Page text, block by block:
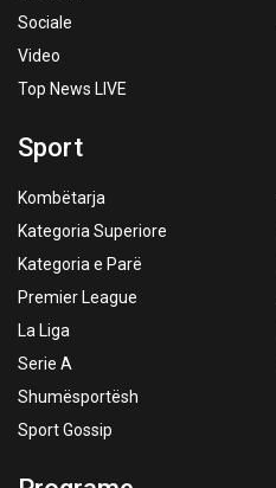
Sociale
Video
Top News LIVE
Sport
Kombëtarja
Kategoria Superiore
Kategoria e Parë
Premier League
La Liga
Serie A
Shumësportësh
Sport Gossip